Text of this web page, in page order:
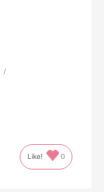
Like! 0